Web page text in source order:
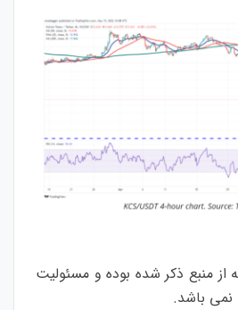
منبع ذکر شده بوده و مسئولیت
نمی باشد.